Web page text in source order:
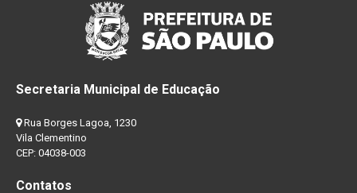
Secretaria Municipal de Educação
Rua Borges Lagoa, 1230
Vila Clementino
CEP: 04038-003
Contatos